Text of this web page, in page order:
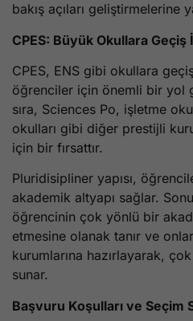
bakış açıları geliştirmelerine
CPES: Büyük Okullara Geçiş
CPES, ENS gibi okullara
öğrenciler için önemli bir yol
sıra, Sciences Po, işletme
okulları gibi diğer prestijli
için bir fırsattır.
Pluridisipliner yapısı,
akademik altyapı sağlar.
öğrencinin çok yönlü bir
etmesine olanak tanır ve
kurumlarına hazırlayarak,
sunar.
Başvuru Koşulları ve Seçim